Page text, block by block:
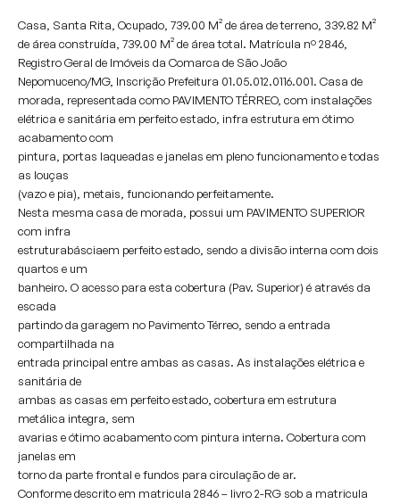
Casa, Santa Rita, Ocupado, 739.00 M² de área de terreno, 339.82 M²
de área construída, 739.00 M² de área total. Matrícula nº 2846,
Registro Geral de Imóveis da Comarca de São João
Nepomuceno/MG, Inscrição Prefeitura 01.05.012.0116.001. Casa de
morada, representada como PAVIMENTO TÉRREO, com instalações
elétrica e sanitária em perfeito estado, infra estrutura em ótimo
acabamento com
pintura, portas laqueadas e janelas em pleno funcionamento e todas
as louças
(vazo e pia), metais, funcionando perfeitamente.
Nesta mesma casa de morada, possui um PAVIMENTO SUPERIOR
com infra
estruturabásciaem perfeito estado, sendo a divisão interna com dois
quartos e um
banheiro. O acesso para esta cobertura (Pav. Superior) é através da
escada
partindo da garagem no Pavimento Térreo, sendo a entrada
compartilhada na
entrada principal entre ambas as casas. As instalações elétrica e
sanitária de
ambas as casas em perfeito estado, cobertura em estrutura
metálica integra, sem
avarias e ótimo acabamento com pintura interna. Cobertura com
janelas em
torno da parte frontal e fundos para circulação de ar.
Conforme descrito em matricula 2846 – livro 2-RG sob a matricula